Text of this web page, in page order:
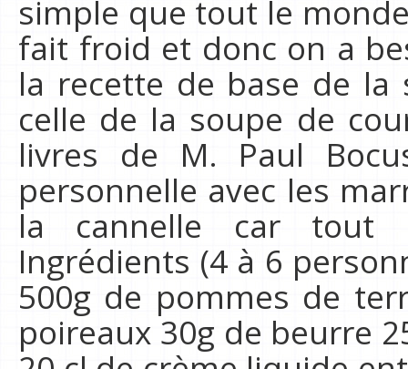
simple que tout le
fait froid et donc on a
la recette de base de la
celle de la soupe de
livres de M. Paul
personnelle avec les
la cannelle car tout
Ingrédients (4 à 6
500g de pommes de
poireaux 30g de beurre